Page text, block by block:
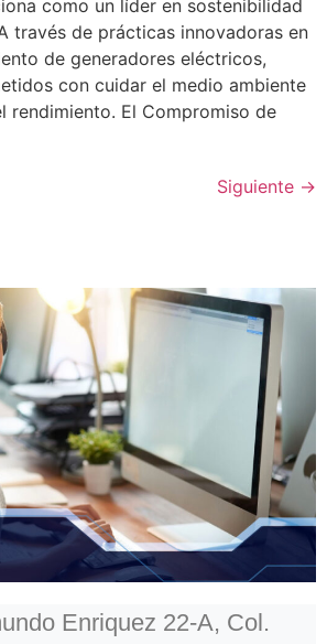
como un líder en sostenibilidad
través de prácticas innovadoras en
de generadores eléctricos,
con cuidar el medio ambiente
rendimiento. El Compromiso de
Siguiente →
Enriquez 22-A, Col.